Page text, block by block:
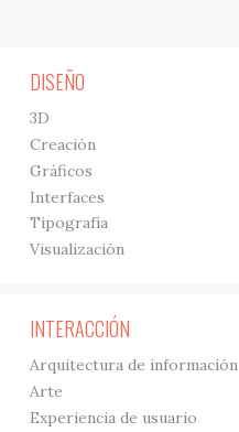
DISEÑO
3D
Creación
Gráficos
Interfaces
Tipografía
Visualización
INTERACCIÓN
Arquitectura de información
Arte
Experiencia de usuario